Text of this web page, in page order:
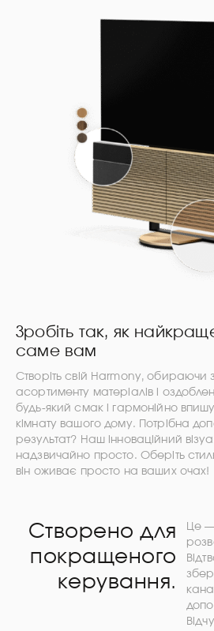
Зробіть так, як
саме вам
Створіть свій Harmony, обираючи
асортименту матеріалів і
будь-який смак і гармонійно
кімнату вашого дому. Потрібна
результат? Наш інноваційний
надзвичайно просто. Оберіть
він оживає просто на ваших очах!
Створено для
покращеного
керування.
Це